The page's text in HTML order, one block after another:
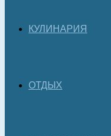
КУЛИНАРИЯ
ОТДЫХ